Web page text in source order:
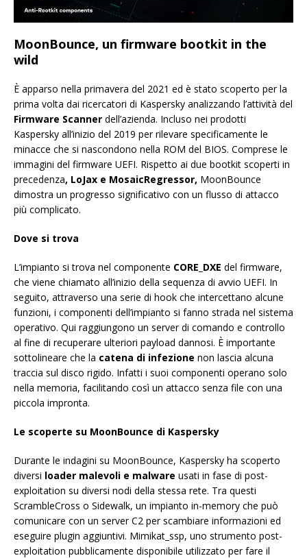
MoonBounce, un firmware bootkit in the
wild
È apparso nella primavera del 2021 ed è stato scoperto per la
prima volta dai ricercatori di Kaspersky analizzando l’attività del
Firmware Scanner dell’azienda. Incluso nei prodotti
Kaspersky all’inizio del 2019 per rilevare specificamente le
minacce che si nascondono nella ROM del BIOS. Comprese le
immagini del firmware UEFI. Rispetto ai due bootkit scoperti in
precedenza, LoJax e MosaicRegressor, MoonBounce
dimostra un progresso significativo con un flusso di attacco
più complicato.
Dove si trova
L’impianto si trova nel componente CORE_DXE del firmware,
che viene chiamato all’inizio della sequenza di avvio UEFI. In
seguito, attraverso una serie di hook che intercettano alcune
funzioni, i componenti dell’impianto si fanno strada nel sistema
operativo. Qui raggiungono un server di comando e controllo
al fine di recuperare ulteriori payload dannosi. È importante
sottolineare che la catena di infezione non lascia alcuna
traccia sul disco rigido. Infatti i suoi componenti operano solo
nella memoria, facilitando così un attacco senza file con una
piccola impronta.
Le scoperte su MoonBounce di Kaspersky
Durante le indagini su MoonBounce, Kaspersky ha scoperto
diversi loader malevoli e malware usati in fase di post-
exploitation su diversi nodi della stessa rete. Tra questi
ScrambleCross o Sidewalk, un impianto in-memory che può
comunicare con un server C2 per scambiare informazioni ed
eseguire plugin aggiuntivi. Mimikat_ssp, uno strumento post-
exploitation pubblicamente disponibile utilizzato per fare il